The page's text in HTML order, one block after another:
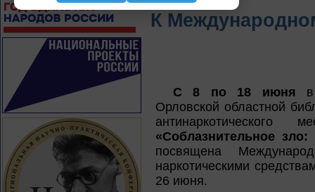
К
С 8 по 18 июня в
Орловской областной
антинаркотического
«Соблазнительное
посвящена
наркотическими
26 июня.